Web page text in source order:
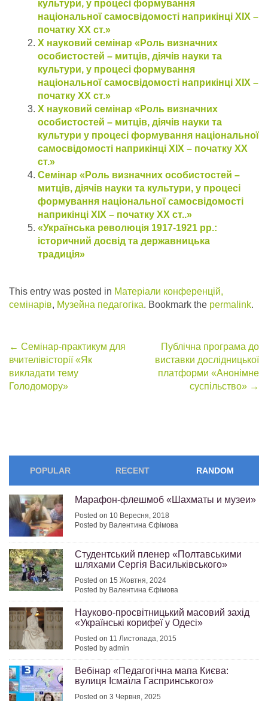
культури, у процесі формування
національної самосвідомості наприкінці ХІХ –
початку ХХ ст.»
Х науковий семінар «Роль визначних
особистостей – митців, діячів науки та
культури, у процесі формування
національної самосвідомості наприкінці ХІХ –
початку ХХ ст.»
Х науковий семінар «Роль визначних
особистостей – митців, діячів науки та
культури у процесі формування національної
самосвідомості наприкінці ХІХ – початку ХХ
ст.»
Семінар «Роль визначних особистостей –
митців, діячів науки та культури, у процесі
формування національної самосвідомості
наприкінці ХІХ – початку ХХ ст..»
«Українська революція 1917-1921 рр.:
історичний досвід та державницька
традиція»
This entry was posted in Матеріали конференцій,
семінарів, Музейна педагогіка. Bookmark the permalink.
Post
navigation
← Семінар-практикум для
вчителівісторії «Як
викладати тему
Голодомору»
Публічна програма до
виставки дослідницької
платформи «Анонімне
суспільство» →
POPULAR RECENT RANDOM
Марафон-флешмоб «Шахматы и музеи»
Posted on 10 Вересня, 2018
Posted by Валентина Єфімова
Студентський пленер «Полтавськими
шляхами Сергія Васильківського»
Posted on 15 Жовтня, 2024
Posted by Валентина Єфімова
Науково-просвітницький масовий захід
«Українські корифеї у Одесі»
Posted on 11 Листопада, 2015
Posted by admin
Вебінар «Педагогічна мапа Києва:
вулиця Ісмаїла Гаспринського»
Posted on 3 Червня, 2025